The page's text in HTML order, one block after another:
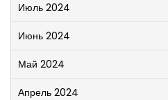
Июль 2024
Июнь 2024
Май 2024
Апрель 2024